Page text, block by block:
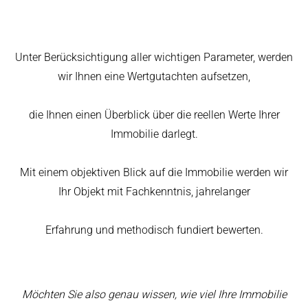
Unter Berücksichtigung aller wichtigen Parameter, werden
wir Ihnen eine Wertgutachten aufsetzen,
die Ihnen einen Überblick über die reellen Werte Ihrer
Immobilie darlegt.
Mit einem objektiven Blick auf die Immobilie werden wir
Ihr Objekt mit Fachkenntnis, jahrelanger
Erfahrung und methodisch fundiert bewerten.
Möchten Sie also genau wissen, wie viel Ihre Immobilie